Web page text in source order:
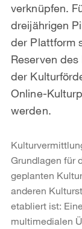
verknüpfen.
dreijährigen
der Plattform
Reserven
der
Online-
werden.
Grundlagen für
geplanten
anderen
etabliert ist:
multimedialen